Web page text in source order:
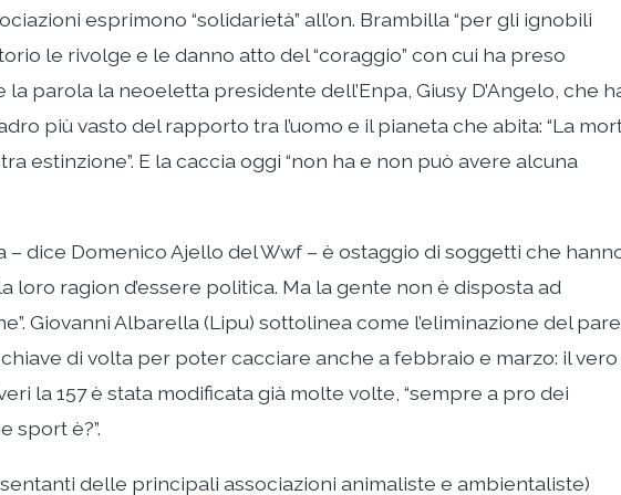
esprimono “solidarietà” all’on. Brambilla “per gli ignobili
le rivolge e le danno atto del “coraggio” con cui ha preso
parola la neoeletta presidente dell’Enpa, Giusy D’Angelo, che
più vasto del rapporto tra l’uomo e il pianeta che abita: “La
estinzione”. E la caccia oggi “non ha e non può avere alcuna
– dice Domenico Ajello del Wwf – è ostaggio di soggetti che
loro ragion d’essere politica. Ma la gente non è disposta ad
Giovanni Albarella (Lipu) sottolinea come l’eliminazione del
chiave di volta per poter cacciare anche a febbraio e marzo: il vero
la 157 è stata modificata già molte volte, “sempre a pro dei
sport è?”.
delle principali associazioni animaliste e ambientaliste)